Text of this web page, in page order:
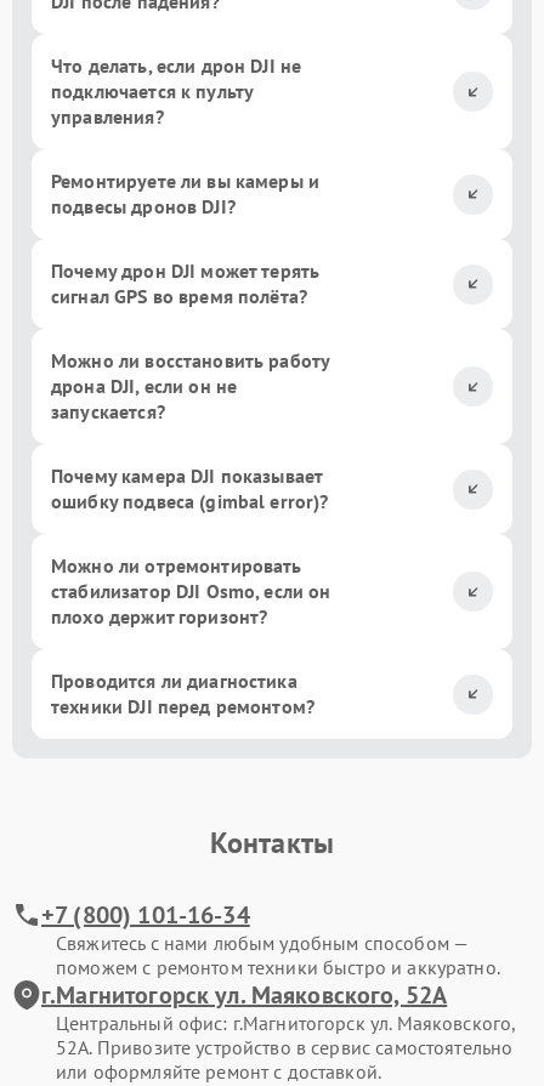
Что делать, если дрон DJI не
подключается к пульту
управления?
Ремонтируете ли вы камеры и
подвесы дронов DJI?
Почему дрон DJI может терять
сигнал GPS во время полёта?
Можно ли восстановить работу
дрона DJI, если он не
запускается?
Почему камера DJI показывает
ошибку подвеса (gimbal error)?
Можно ли отремонтировать
стабилизатор DJI Osmo, если он
плохо держит горизонт?
Проводится ли диагностика
техники DJI перед ремонтом?
Контакты
+7 (800) 101-16-34
Свяжитесь с нами любым удобным способом —
поможем с ремонтом техники быстро и аккуратно.
г.Магнитогорск ул. Маяковского, 52А
Центральный офис: г.Магнитогорск ул. Маяковского,
52А. Привозите устройство в сервис самостоятельно
или оформляйте ремонт с доставкой.